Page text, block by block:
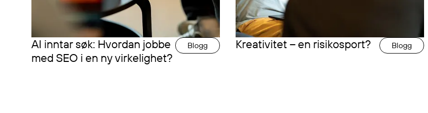
AI inntar søk: Hvordan jobbe
med SEO i en ny virkelighet?
Blogg Kreativitet – en risikosport? Blogg